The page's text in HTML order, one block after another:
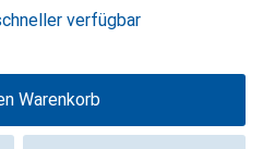
verfügbar
Warenkorb